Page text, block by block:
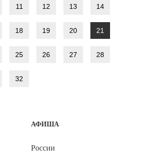
11 12 13 14
18 19 20 21
25 26 27 28
32
АФИША
России